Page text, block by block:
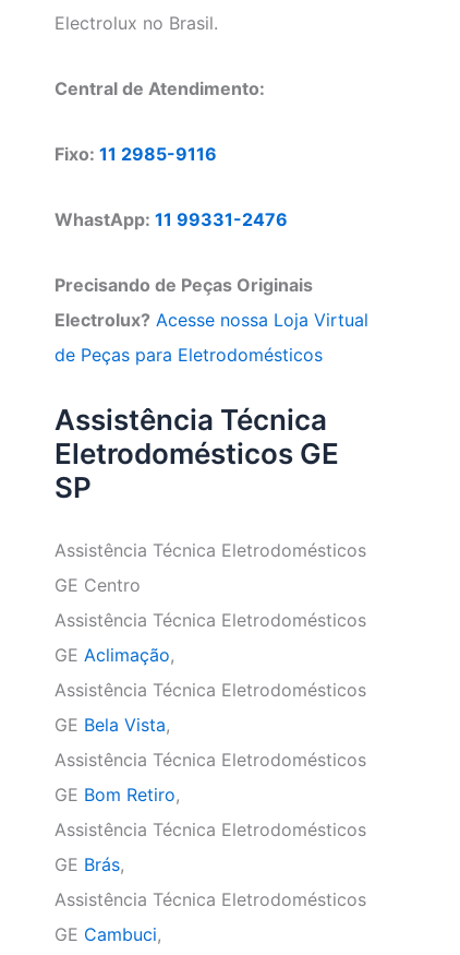
Electrolux no Brasil.
Central de Atendimento:
Fixo: 11 2985-9116
WhastApp: 11 99331-2476
Precisando de Peças Originais
Electrolux? Acesse nossa Loja Virtual
de Peças para Eletrodomésticos
Assistência Técnica
Eletrodomésticos GE
SP
Assistência Técnica Eletrodomésticos
GE Centro
Assistência Técnica Eletrodomésticos
GE Aclimação,
Assistência Técnica Eletrodomésticos
GE Bela Vista,
Assistência Técnica Eletrodomésticos
GE Bom Retiro,
Assistência Técnica Eletrodomésticos
GE Brás,
Assistência Técnica Eletrodomésticos
GE Cambuci,